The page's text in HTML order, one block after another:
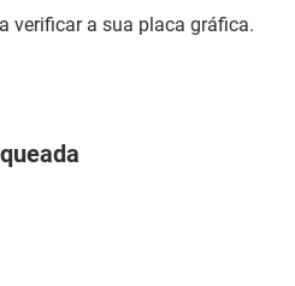
verificar a sua placa gráfica.